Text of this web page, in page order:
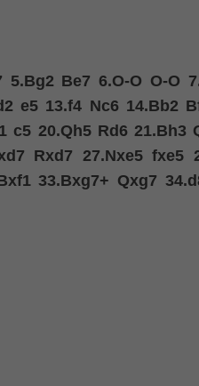
5.Bg2 Be7 6.O-O O-O
e5 13.f4 Nc6 14.Bb2
c5 20.Qh5 Rd6 21.Bh3
Rxd7 27.Nxe5 fxe5
33.Bxg7+ Qxg7 34.